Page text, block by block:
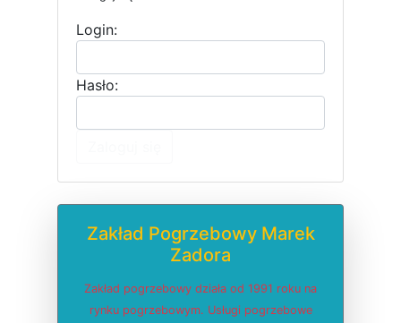
Login:
Hasło:
Zakład Pogrzebowy Marek
Zadora
Zakład pogrzebowy działa od 1991 roku na
rynku pogrzebowym. Usługi pogrzebowe